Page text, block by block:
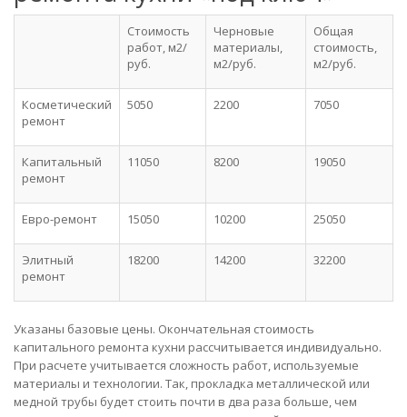
Стоимость
работ, м2/
руб.
Черновые
материалы,
м2/руб.
Общая
стоимость,
м2/руб.
Косметический
ремонт
5050 2200 7050
Капитальный
ремонт
11050 8200 19050
Евро-ремонт 15050 10200 25050
Элитный
ремонт
18200 14200 32200
Указаны базовые цены. Окончательная стоимость
капитального ремонта кухни рассчитывается индивидуально.
При расчете учитывается сложность работ, используемые
материалы и технологии. Так, прокладка металлической или
медной трубы будет стоить почти в два раза больше, чем